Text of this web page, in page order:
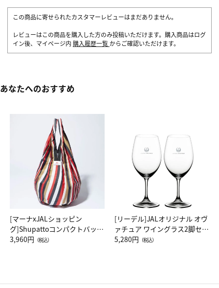
この商品に寄せられたカスタマーレビューはまだありません。
レビューはこの商品を購入した方のみ投稿いただけます。購入商品はログ
イン後、マイページ内 購入履歴一覧 からご確認いただけます。
あなたへのおすすめ
[マーナxJALショッピン
グ]Shupattoコンパクトバッグ
Drop JAL客室乗務員（LC）ス
3,960円 （税込）
[リーデル]JALオリジナル オヴ
ァチュア ワイングラス2脚セッ
ト（レッドワイン）
5,280円 （税込）